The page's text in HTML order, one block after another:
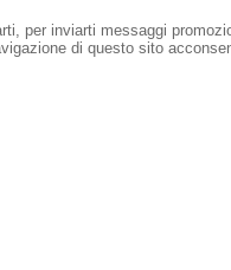
per inviarti messaggi
di questo sito